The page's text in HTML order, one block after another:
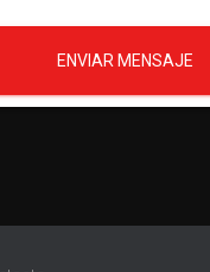
ENVIAR MENSAJE